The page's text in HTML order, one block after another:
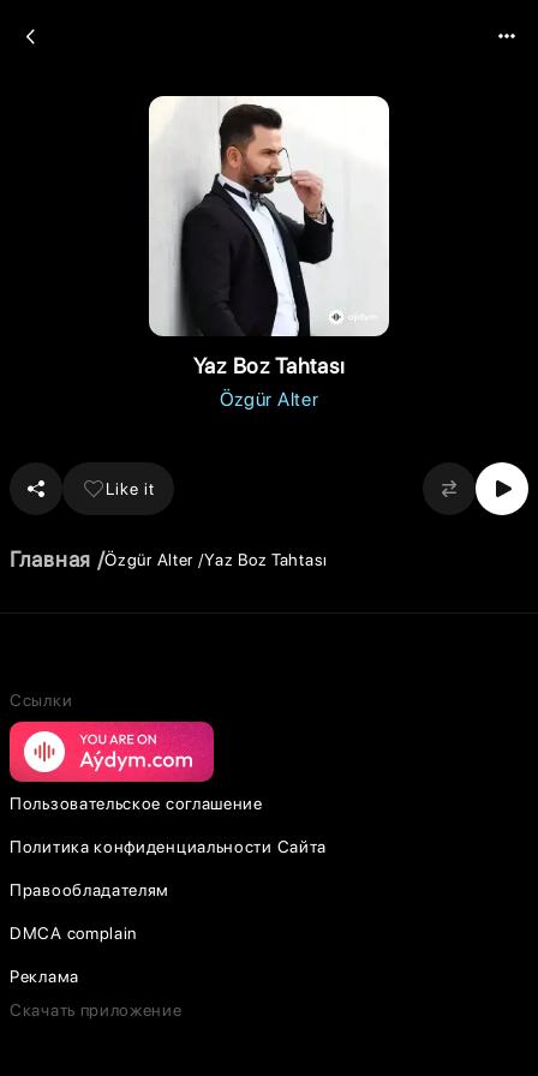
Yaz Boz Tahtası
Özgür Alter
Like it
Главная Özgür Alter Yaz Boz Tahtası
Ссылки
Пользовательское соглашение
Политика конфиденциальности Сайта
Правообладателям
DMCA complain
Реклама
Скачать приложение